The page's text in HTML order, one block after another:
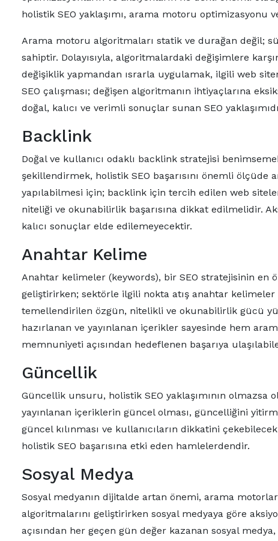
holistik SEO yaklaşımı, arama motoru optimizasyonu
Arama motoru algoritmaları statik ve durağan değil;
sahiptir. Dolayısıyla, algoritmalardaki değişimlere
değişiklik yapmandan ısrarla uygulamak, ilgili web
SEO çalışması; değişen algoritmanın ihtiyaçlarına
doğal, kalıcı ve verimli sonuçlar sunan SEO
Backlink
Doğal ve kullanıcı odaklı backlink stratejisi
şekillendirmek, holistik SEO başarısını önemli ölçüde
yapılabilmesi için; backlink için tercih edilen web
niteliği ve okunabilirlik başarısına dikkat edilmelidir.
kalıcı sonuçlar elde edilemeyecektir.
Anahtar Kelime
Anahtar kelimeler (keywords), bir SEO stratejisinin
geliştirirken; sektörle ilgili nokta atış anahtar
temellendirilen özgün, nitelikli ve okunabilirlik gücü
hazırlanan ve yayınlanan içerikler sayesinde hem
memnuniyeti açısından hedeflenen başarıya
Güncellik
Güncellik unsuru, holistik SEO yaklaşımının olmazsa
yayınlanan içeriklerin güncel olması, güncelliğini
güncel kılınması ve kullanıcıların dikkatini
holistik SEO başarısına etki eden hamlelerdendir.
Sosyal Medya
Sosyal medyanın dijitalde artan önemi, arama
algoritmalarını geliştirirken sosyal medyaya göre
açısından her geçen gün değer kazanan sosyal